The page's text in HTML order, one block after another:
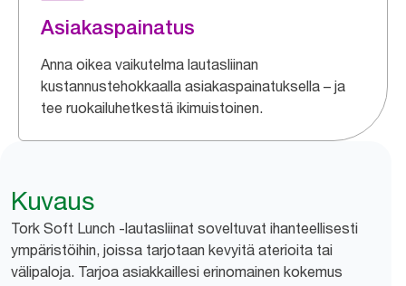
Asiakaspainatus
Anna oikea vaikutelma lautasliinan
kustannustehokkaalla asiakaspainatuksella – ja
tee ruokailuhetkestä ikimuistoinen.
Kuvaus
Tork Soft Lunch -lautasliinat soveltuvat ihanteellisesti
ympäristöihin, joissa tarjotaan kevyitä aterioita tai
välipaloja. Tarjoa asiakkaillesi erinomainen kokemus